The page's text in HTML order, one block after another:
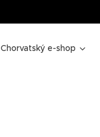
Chorvatský e-shop